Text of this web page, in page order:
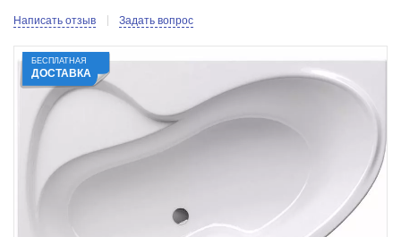
Написать отзыв Задать вопрос
БЕСПЛАТНАЯ
ДОСТАВКА